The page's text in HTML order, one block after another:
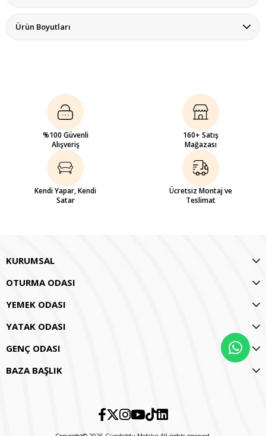
Ürün Boyutları
%100 Güvenli
Alışveriş
160+ Satış
Mağazası
Kendi Yapar, Kendi
Satar
Ücretsiz Montaj ve
Teslimat
KURUMSAL
OTURMA ODASI
YEMEK ODASI
YATAK ODASI
GENÇ ODASI
BAZA BAŞLIK